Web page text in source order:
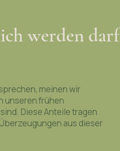
werden darf
meinen wir
unseren frühen
Diese Anteile tragen
aus dieser